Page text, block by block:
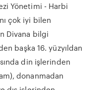
Yönetimi - Harbi
çok iyi bilen
Divana bilgi
başka 16. yüzyıldan
din işlerinden
donanmadan